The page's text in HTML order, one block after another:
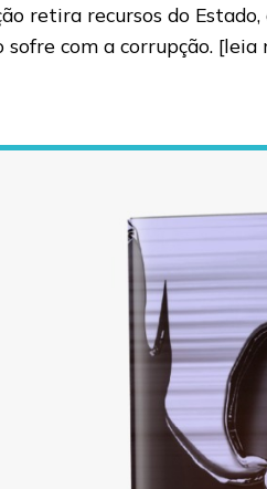
retira recursos do
sofre com a corrupção. [leia